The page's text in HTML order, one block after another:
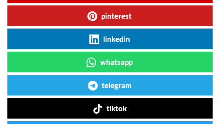
pinterest
linkedin
whatsapp
telegram
tiktok